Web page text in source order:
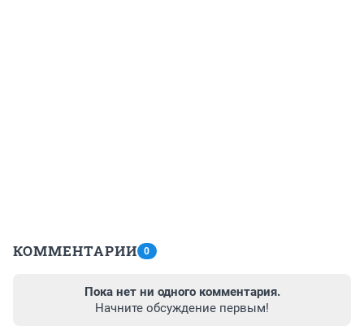
КОММЕНТАРИИ 0
Пока нет ни одного комментария.
Начните обсуждение первым!